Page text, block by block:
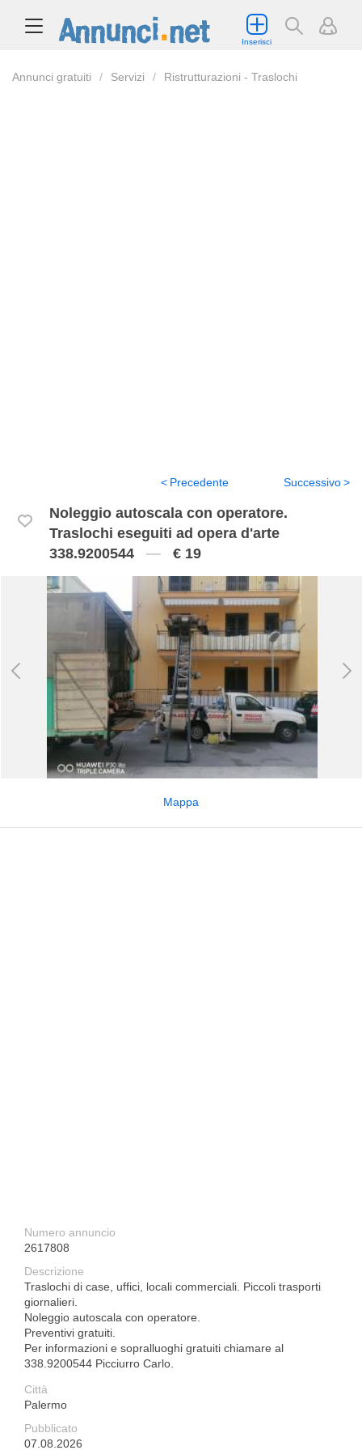
Inserisci
Annunci gratuiti Servizi Ristrutturazioni - Traslochi
Noleggio autoscala con operatore.
Traslochi eseguiti ad opera d'arte
338.9200544
€ 19
Precedente Successivo
Mappa
Numero annuncio
2617808
Descrizione
Traslochi di case, uffici, locali commerciali. Piccoli trasporti
giornalieri.
Noleggio autoscala con operatore.
Preventivi gratuiti.
Per informazioni e sopralluoghi gratuiti chiamare al
338.9200544 Picciurro Carlo.
Città
Palermo
Pubblicato
07.08.2026